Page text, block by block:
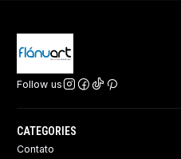
Follow us
CATEGORIES
Contato